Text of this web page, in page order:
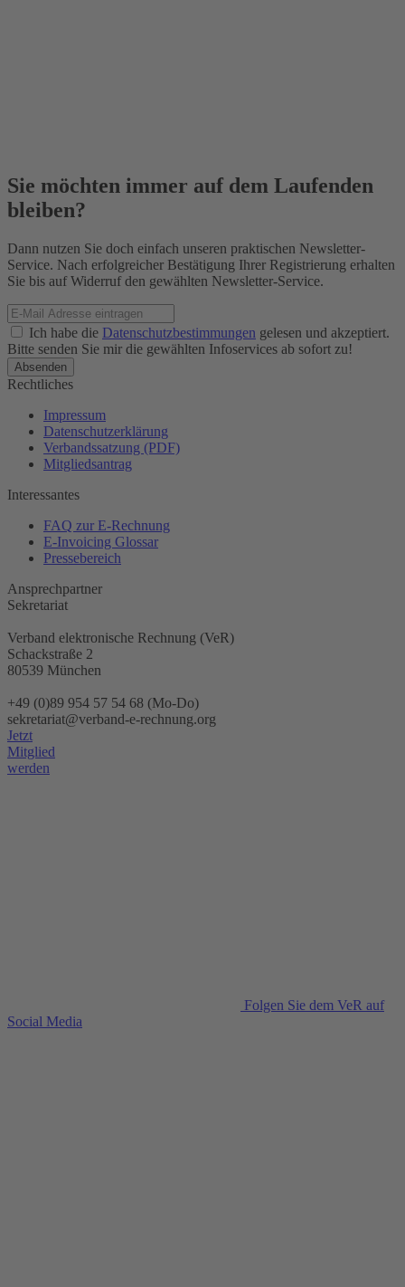
Sie möchten immer auf dem Laufenden
bleiben?
Dann nutzen Sie doch einfach unseren praktischen Newsletter-
Service. Nach erfolgreicher Bestätigung Ihrer Registrierung erhalten
Sie bis auf Widerruf den gewählten Newsletter-Service.
Ich habe die Datenschutzbestimmungen gelesen und akzeptiert.
Bitte senden Sie mir die gewählten Infoservices ab sofort zu!
Rechtliches
Impressum
Datenschutzerklärung
Verbandssatzung (PDF)
Mitgliedsantrag
Interessantes
FAQ zur E-Rechnung
E-Invoicing Glossar
Pressebereich
Ansprechpartner
Sekretariat
Verband elektronische Rechnung (VeR)
Schackstraße 2
80539 München
+49 (0)89 954 57 54 68 (Mo-Do)
sekretariat@verband-e-rechnung.org
Jetzt
Mitglied
werden
Folgen Sie dem VeR auf
Social Media